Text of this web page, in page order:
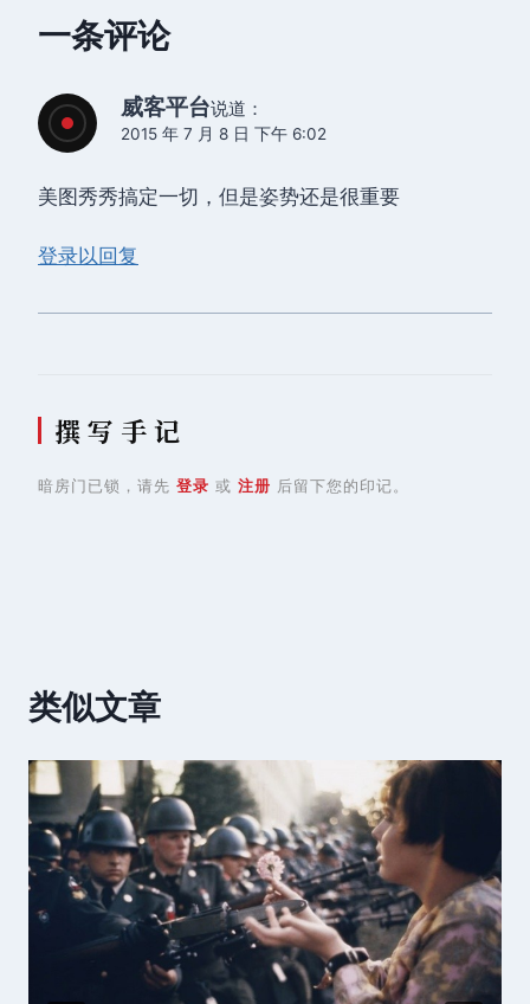
一条评论
威客平台说道：
2015 年 7 月 8 日 下午 6:02
美图秀秀搞定一切，但是姿势还是很重要
登录以回复
撰 写 手 记
暗房门已锁，请先 登录 或 注册 后留下您的印记。
类似文章